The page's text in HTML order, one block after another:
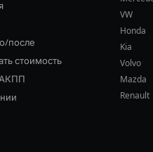
после
стоимость
VW
Honda
Kia
Volvo
Mazda
Renault